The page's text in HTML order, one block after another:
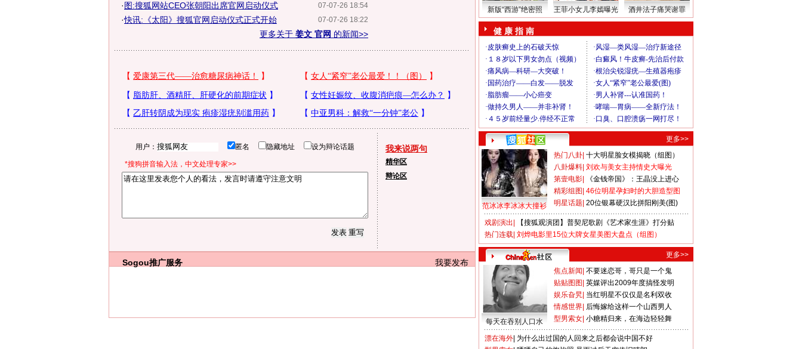
07-07-26 18:54
·图:搜狐网站CEO张朝阳出席官网启动仪式
07-07-26 18:22
·快讯:《太阳》搜狐官网启动仪式正式开始
更多关于 姜文 官网 的新闻>>
用户： 匿名 隐藏地址 设为辩论话题
*搜狗拼音输入法，中文处理专家>>
我来说两句
精华区
辩论区
我要发布
Sogou推广服务
新版“西游”绝密照 王菲小女儿李嫣曝光 酒井法子痛哭谢罪
健 康 指 南
更多>>
范冰冰李冰冰大撞衫
热门八卦 十大明星脸女模揭晓（组图）
八卦爆料 刘欢与美女主持情史大曝光
第壹电影
《金钱帝国》：王晶没上进心
精彩组图 46位明星孕妇时的大胆造型图
明星话题 20位银幕硬汉比拼阳刚美(图)
戏剧演出
【搜狐观演团】普契尼歌剧《艺术家生涯》打分贴
热门连载 刘烨电影里15位大牌女星美图大盘点（组图）
更多>>
每天在吞别人口水
焦点新闻 不要迷恋哥，哥只是一个鬼
贴贴图图 英媒评出2009年度搞怪发明
娱乐旮旯 当红明星不仅仅是名利双收
情感世界 后悔嫁给这样一个山西男人
型男索女 小糖精归来，在海边轻轻舞
漂在海外 为什么出过国的人回来之后都会说中国不好